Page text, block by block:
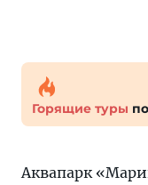
Горящие туры
Аквапарк